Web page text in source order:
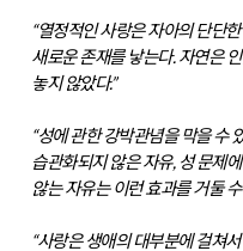
“열정적인 사랑은 자아의 단단
새로운 존재를 낳는다. 자연은
놓지 않았다.”
“성에 관한 강박관념을 막을 수
습관화되지 않은 자유, 성 문제
않는 자유는 이런 효과를 거둘 수
“사랑은 생애의 대부분에 걸쳐